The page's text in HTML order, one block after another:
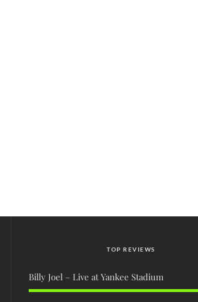
TOP REVIEWS
Billy Joel – Live at Yankee Stadium